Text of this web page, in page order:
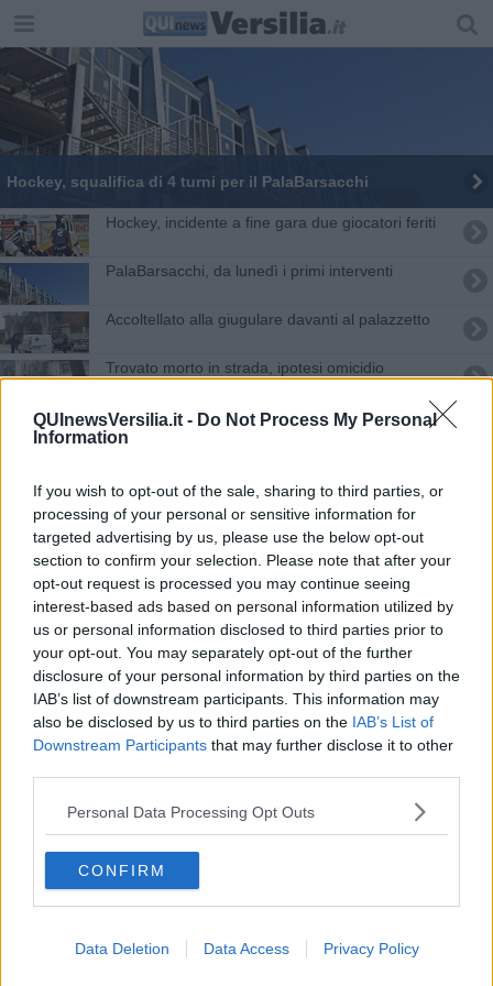
QUInewsVersilia.it - Do Not Process My Personal
Information
If you wish to opt-out of the sale, sharing to third parties, or
processing of your personal or sensitive information for
targeted advertising by us, please use the below opt-out
section to confirm your selection. Please note that after your
opt-out request is processed you may continue seeing
interest-based ads based on personal information utilized by
us or personal information disclosed to third parties prior to
your opt-out. You may separately opt-out of the further
disclosure of your personal information by third parties on the
IAB’s list of downstream participants. This information may
also be disclosed by us to third parties on the IAB’s List of
Downstream Participants that may further disclose it to other
Personal Data Processing Opt Outs
CONFIRM
Data Deletion Data Access Privacy Policy
Hockey, squalifica di 4 turni per il PalaBarsacchi
Hockey, incidente a fine gara due giocatori feriti
PalaBarsacchi, da lunedì i primi interventi
Accoltellato alla giugulare davanti al palazzetto
Trovato morto in strada, ipotesi omicidio
Divieto di trasferta, interpellato Alfano
Niente trasferte per i tifosi del Cgc
Svaligiato il bar del PalaBarsacchi
Tris di successi per le Motto
Hitler alla partita di hockey, raffica di daspo
Lo scudetto è del Forte
I giocatori del Viareggio puliscono allo stadio
Posticipati i fuochi d'artificio
Hockey, è derby Viareggio-Forte
Hockey su pista, niente tifosi a Viareggio